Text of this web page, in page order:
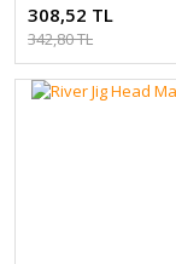
308,52 TL
342,80 TL